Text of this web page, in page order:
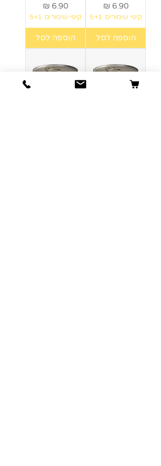
מחיר
קיפי שימורים 5+1
הוספה לסל
מחיר
קיפי שימורים 5+1
הוספה לסל